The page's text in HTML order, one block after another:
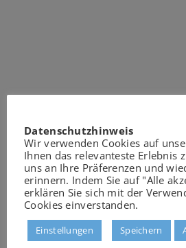
Datenschutzhinweis
Wir verwenden Cookies auf
Ihnen das relevanteste Erlebnis
uns an Ihre Präferenzen und
erinnern. Indem Sie auf "Alle
erklären Sie sich mit der
Cookies einverstanden.
Einstellungen Speichern